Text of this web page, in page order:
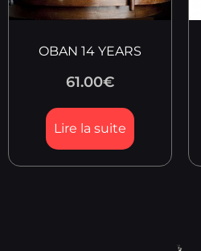
OBAN 14 YEARS
61.00€
Lire la suite